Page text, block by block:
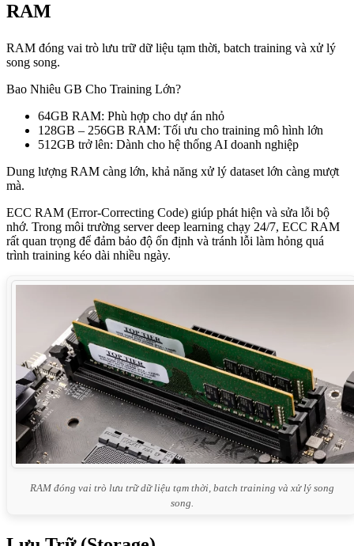
RAM
RAM đóng vai trò lưu trữ dữ liệu tạm thời, batch training và xử lý
song song.
Bao Nhiêu GB Cho Training Lớn?
64GB RAM: Phù hợp cho dự án nhỏ
128GB – 256GB RAM: Tối ưu cho training mô hình lớn
512GB trở lên: Dành cho hệ thống AI doanh nghiệp
Dung lượng RAM càng lớn, khả năng xử lý dataset lớn càng mượt
mà.
ECC RAM (Error-Correcting Code) giúp phát hiện và sửa lỗi bộ
nhớ. Trong môi trường server deep learning chạy 24/7, ECC RAM
rất quan trọng để đảm bảo độ ổn định và tránh lỗi làm hỏng quá
trình training kéo dài nhiều ngày.
RAM đóng vai trò lưu trữ dữ liệu tạm thời, batch training và xử lý song
song.